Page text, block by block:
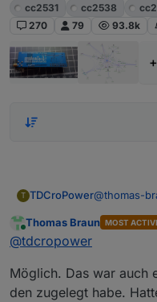
cc2531
cc2538
270
79 93.8k
T TDCroPower@thomas-
der Hinweis
Online
Thomas Braun MOST
@tdcropower
Möglich. Das war auch
den zugelegt habe.